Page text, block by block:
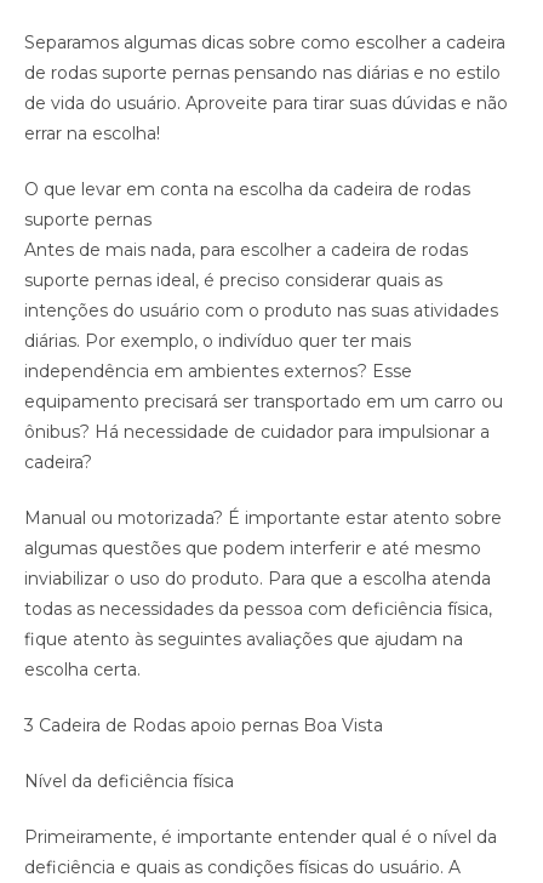
Separamos algumas dicas sobre como escolher a cadeira
de rodas suporte pernas pensando nas diárias e no estilo
de vida do usuário. Aproveite para tirar suas dúvidas e não
errar na escolha!
O que levar em conta na escolha da cadeira de rodas
suporte pernas
Antes de mais nada, para escolher a cadeira de rodas
suporte pernas ideal, é preciso considerar quais as
intenções do usuário com o produto nas suas atividades
diárias. Por exemplo, o indivíduo quer ter mais
independência em ambientes externos? Esse
equipamento precisará ser transportado em um carro ou
ônibus? Há necessidade de cuidador para impulsionar a
cadeira?
Manual ou motorizada? É importante estar atento sobre
algumas questões que podem interferir e até mesmo
inviabilizar o uso do produto. Para que a escolha atenda
todas as necessidades da pessoa com deficiência física,
fique atento às seguintes avaliações que ajudam na
escolha certa.
3 Cadeira de Rodas apoio pernas Boa Vista
Nível da deficiência física
Primeiramente, é importante entender qual é o nível da
deficiência e quais as condições físicas do usuário. A